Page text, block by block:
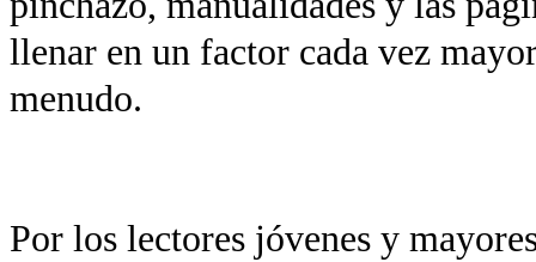
llenar en un factor cada vez
menudo.
Por los lectores jóvenes y